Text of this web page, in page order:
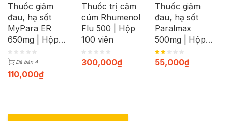
Thuốc giảm
đau, hạ sốt
MyPara ER
650mg | Hộp
100 viên
Đã bán 4
110,000₫
Thuốc trị cảm
cúm Rhumenol
Flu 500 | Hộp
100 viên
300,000₫
Thuốc giảm
đau, hạ sốt
Paralmax
500mg | Hộp
120 viên
55,000₫